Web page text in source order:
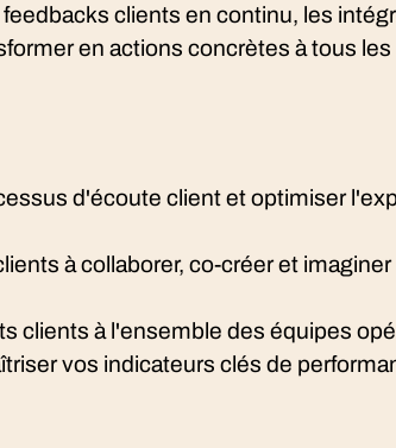
clients en continu, les
en actions concrètes à tous
d'écoute client et optimiser
à collaborer, co-créer et
clients à l'ensemble des équipes
vos indicateurs clés de